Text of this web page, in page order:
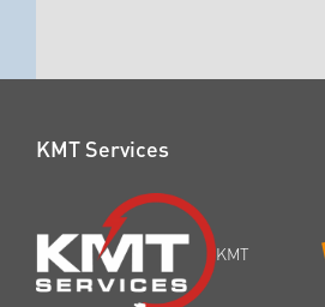
KMT Services
KMT